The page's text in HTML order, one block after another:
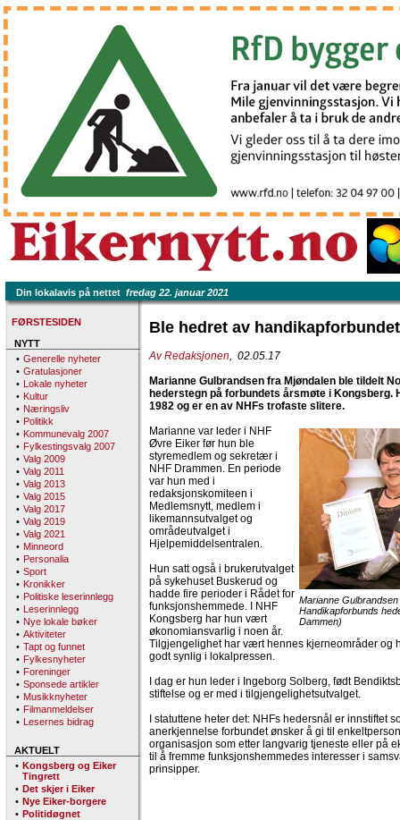
Din lokalavis på nettet fredag 22. januar 2021
FØRSTESIDEN
NYTT
• Generelle nyheter
• Gratulasjoner
• Lokale nyheter
• Kultur
• Næringsliv
• Politikk
• Kommunevalg 2007
• Fylkestingsvalg 2007
• Valg 2009
• Valg 2011
• Valg 2013
• Valg 2015
• Valg 2017
• Valg 2019
• Valg 2021
• Minneord
• Personalia
• Sport
• Kronikker
• Politiske leserinnlegg
• Leserinnlegg
• Nye lokale bøker
• Aktiviteter
• Tapt og funnet
• Fylkesnyheter
• Foreninger
• Sponsede artikler
• Musikknyheter
• Filmanmeldelser
• Lesernes bidrag
AKTUELT
• Kongsberg og Eiker
Tingrett
• Det skjer i Eiker
• Nye Eiker-borgere
• Politidøgnet
Ble hedret av handikapforbundet
Av Redaksjonen, 02.05.17
Marianne Gulbrandsen fra Mjøndalen ble tildelt
hederstegn på forbundets årsmøte i
1982 og er en av NHFs trofaste slitere.
Marianne
Handikapforbunds
Dammen)
Marianne var leder i NHF
Øvre Eiker før hun ble
styremedlem og sekretær i
NHF Drammen. En periode
var hun med i
redaksjonskomiteen i
Medlemsnytt, medlem i
likemannsutvalget og
områdeutvalget i
Hjelpemiddelsentralen.
Hun satt også i brukerutvalget
på sykehuset Buskerud og
hadde fire perioder i Rådet for
funksjonshemmede. I NHF
Kongsberg har hun vært
økonomiansvarlig i noen år.
Tilgjengelighet har vært hennes kjerneområder og
godt synlig i lokalpressen.
I dag er hun leder i Ingeborg Solberg, født
stiftelse og er med i tilgjengelighetsutvalget.
I statuttene heter det: NHFs hedersnål er innstiftet
anerkjennelse forbundet ønsker å gi til
organisasjon som etter langvarig tjeneste eller på
til å fremme funksjonshemmedes interesser i
prinsipper.